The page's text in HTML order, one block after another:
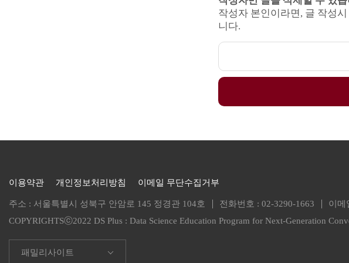
작성자 본인이라면, 글 작성
니다.
이용약관 개인정보처리방침 이메일 무단수집거부
주소 : 서울특별시 성북구 안암로 145 정경관 104호 전화번호 : 02-3290-1663 이메
COPYRIGHTSⓒ2022 DS Plus : Data Science Education Program for Next-Generation
패밀리사이트